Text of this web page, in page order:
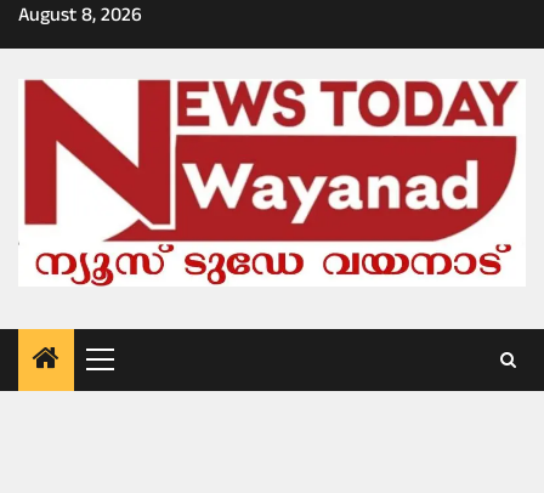
Skip
to
August 8, 2026
Primary
Menu